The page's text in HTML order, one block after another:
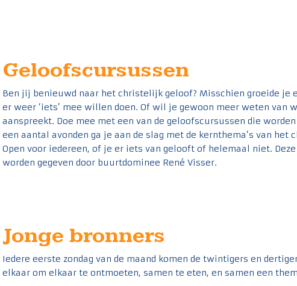
Geloofscursussen
Ben jij benieuwd naar het christelijk geloof? Misschien groeide je
er weer ‘iets’ mee willen doen. Of wil je gewoon meer weten van
aanspreekt. Doe mee met een van de geloofscursussen die worden
een aantal avonden ga je aan de slag met de kernthema’s van het
Open voor iedereen, of je er iets van gelooft of helemaal niet.
worden gegeven door buurtdominee René Visser.
Jonge bronners
Iedere eerste zondag van de maand komen de twintigers en
elkaar om elkaar te ontmoeten, samen te eten, en samen een